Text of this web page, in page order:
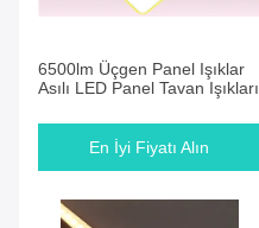
6500lm Üçgen Panel Işıklar
Asılı LED Panel Tavan Işıkları
En İyi Fiyatı Alın